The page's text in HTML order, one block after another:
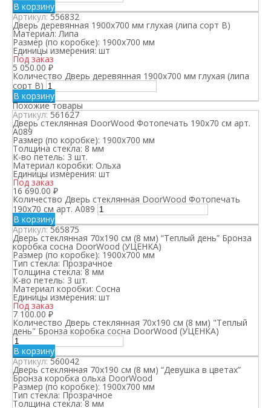
В корзину
Артикул:556832
Дверь деревянная 1900х700 мм глухая (липа сорт В)
Материал: Липа
Размер (по коробке): 1900х700 мм
Единицы измерения:шт
Под заказ
5 050.00 ₽
Количество Дверь деревянная 1900х700 мм глухая (липа
сорт В)
В корзину
Похожие товары
Артикул:561627
Дверь стеклянная DoorWood Фотопечать 190х70 см арт.
А089
Размер (по коробке): 1900х700 мм
Толщина стекла: 8 мм
К-во петель: 3 шт.
Материал коробки: Ольха
Единицы измерения: шт
Под заказ
16 690.00 ₽
Количество Дверь стеклянная DoorWood Фотопечать
190х70 см арт. А089
В корзину
Артикул:565875
Дверь стеклянная 70х190 см (8 мм) “Теплый день” Бронза
коробка сосна DoorWood (УЦЕНКА)
Размер (по коробке): 1900х700 мм
Тип стекла: Прозрачное
Толщина стекла:8 мм
К-во петель: 3 шт.
Материал коробки: Сосна
Единицы измерения: шт
Под заказ
7 100.00 ₽
Количество Дверь стеклянная 70х190 см (8 мм) "Теплый
день" Бронза коробка сосна DoorWood (УЦЕНКА)
В корзину
Артикул:560042
Дверь стеклянная 70х190 см (8 мм) “Девушка в цветах”
Бронза коробка ольха DoorWood
Размер (по коробке): 1900х700 мм
Тип стекла: Прозрачное
Толщина стекла:8 мм